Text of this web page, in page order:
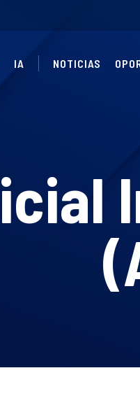
IA NOTICIAS